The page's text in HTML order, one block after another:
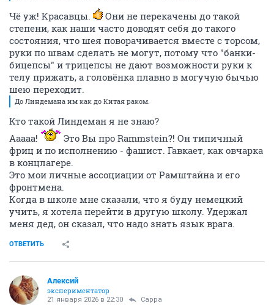
Чё уж! Красавцы.
Они не перекачены до такой
степени, как наши часто доводят себя до такого
состояния, что шея поворачивается вместе с торсом,
руки по швам сделать не могут, потому что "банки-
бицепсы" и трицепсы не дают возможности руки к
телу прижать, а головёнка плавно в могучую бычью
шею переходит.
До Линдемана им как до Китая раком.
Кто такой Линдеман я не знаю?
Ааааа!
Это Вы про Rammstein?! Он типичный
фриц и по исполнению - фашист. Гавкает, как овчарка
в концлагере.
Это мои личные ассоциации от Рамштайна и его
фронтмена.
Когда в школе мне сказали, что я буду немецкий
учить, я хотела перейти в другую школу. Удержал
меня дед, он сказал, что надо знать язык врага.
ОТВЕТИТЬ
Алексий
экспериментатор
21 января 2026 в 22:30 Сарра